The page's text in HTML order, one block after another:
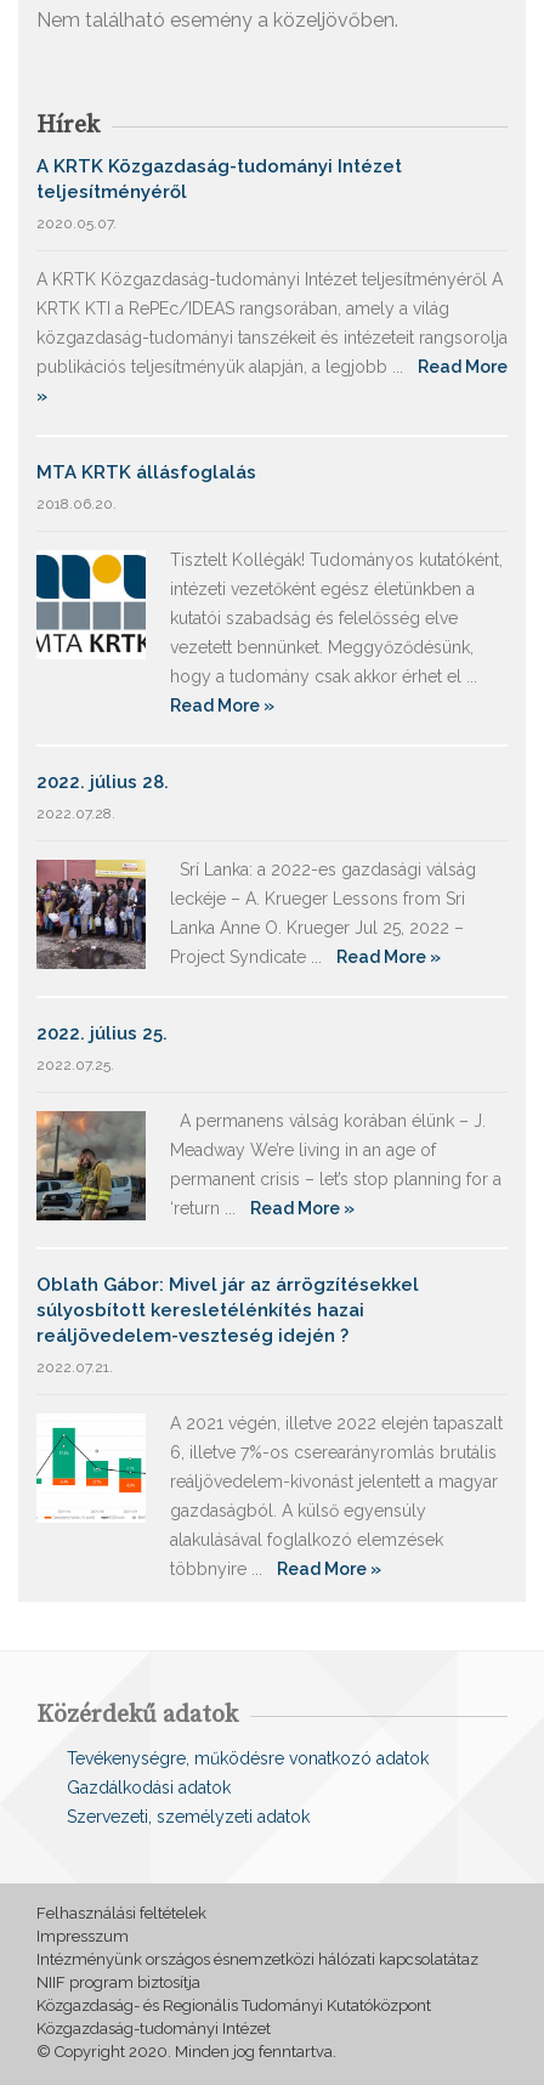
Nem található esemény a közeljövőben.
Hírek
A KRTK Közgazdaság-tudományi Intézet
teljesítményéről
2020.05.07.
A KRTK Közgazdaság-tudományi Intézet teljesítményéről A
KRTK KTI a RePEc/IDEAS rangsorában, amely a világ
közgazdaság-tudományi tanszékeit és intézeteit rangsorolja
publikációs teljesítményük alapján, a legjobb ...
Read More
»
MTA KRTK állásfoglalás
2018.06.20.
Tisztelt Kollégák! Tudományos kutatóként,
intézeti vezetőként egész életünkben a
kutatói szabadság és felelősség elve
vezetett bennünket. Meggyőződésünk,
hogy a tudomány csak akkor érhet el ...
Read More »
2022. július 28.
2022.07.28.
Srí Lanka: a 2022-es gazdasági válság
leckéje – A. Krueger Lessons from Sri
Lanka Anne O. Krueger Jul 25, 2022 –
Project Syndicate ...
Read More »
2022. július 25.
2022.07.25.
A permanens válság korában élünk – J.
Meadway We’re living in an age of
permanent crisis – let’s stop planning for a
‘return ...
Read More »
Oblath Gábor: Mivel jár az árrögzítésekkel
súlyosbított keresletélénkítés hazai
reáljövedelem-veszteség idején ?
2022.07.21.
A 2021 végén, illetve 2022 elején tapaszalt
6, illetve 7%-os cserearányromlás brutális
reáljövedelem-kivonást jelentett a magyar
gazdaságból. A külső egyensúly
alakulásával foglalkozó elemzések
többnyire ...
Read More »
Közérdekű adatok
Tevékenységre, működésre vonatkozó adatok
Gazdálkodási adatok
Szervezeti, személyzeti adatok
Felhasználási feltételek
Impresszum
Intézményünk országos ésnemzetközi hálózati kapcsolatátaz
NIIF program biztosítja
Közgazdaság- és Regionális Tudományi Kutatóközpont
Közgazdaság-tudományi Intézet
© Copyright 2020. Minden jog fenntartva.